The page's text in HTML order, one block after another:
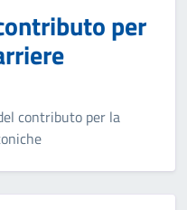
per
contributo per la